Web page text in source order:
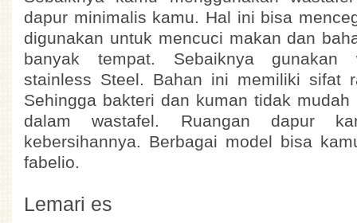
dapur minimalis kamu. Hal ini bisa
digunakan untuk mencuci makan dan
banyak tempat. Sebaiknya gunakan
stainless Steel. Bahan ini memiliki sifat
Sehingga bakteri dan kuman tidak
dalam wastafel. Ruangan dapur
kebersihannya. Berbagai model bisa
fabelio.
Lemari es